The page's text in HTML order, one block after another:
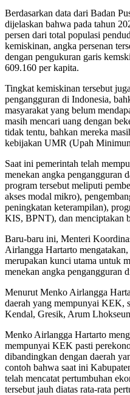
Berdasarkan data dari Badan
dijelaskan bahwa pada tahun
persen dari total populasi
kemiskinan, angka persenan
dengan pengukuran garis
609.160 per kapita.
Tingkat kemiskinan tersebut
pengangguran di Indonesia,
masyarakat yang belum
masih mencari uang dengan
tidak tentu, bahkan mereka
kebijakan UMR (Upah
Saat ini pemerintah telah
menekan angka pengangguran
program tersebut meliputi
akses modal mikro),
peningkatan keterampilan),
KIS, BPNT), dan menciptakan
Baru-baru ini, Menteri
Airlangga Hartarto
merupakan kunci utama untuk
menekan angka pengangguran
Menurut Menko Airlangga
daerah yang mempunyai KEK,
Kendal, Gresik, Arum
Menko Airlangga Hartarto
mempunyai KEK pasti
dibandingkan dengan daerah
contoh bahwa saat ini
telah mencatat pertumbuhan
tersebut jauh diatas rata-rata